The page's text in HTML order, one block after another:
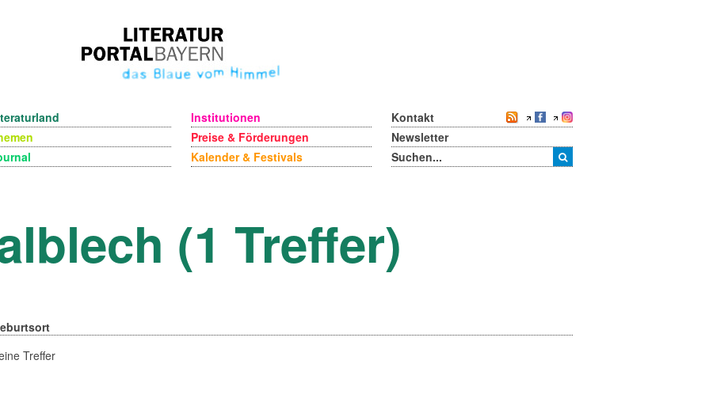
Institutionen
Preise & Förderungen
Kalender & Festivals
Kontakt
Newsletter
(1 Treffer)
Treffer